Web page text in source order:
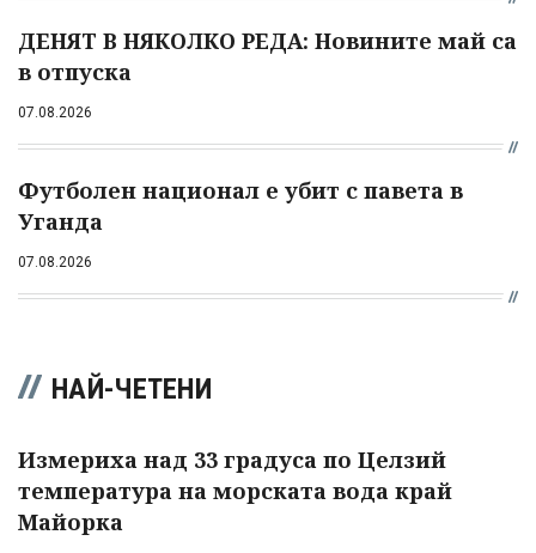
ДЕНЯТ В НЯКОЛКО РЕДА: Новините май са
в отпуска
07.08.2026
Футболен национал е убит с павета в
Уганда
07.08.2026
НАЙ-ЧЕТЕНИ
Измериха над 33 градуса по Целзий
температура на морската вода край
Майорка